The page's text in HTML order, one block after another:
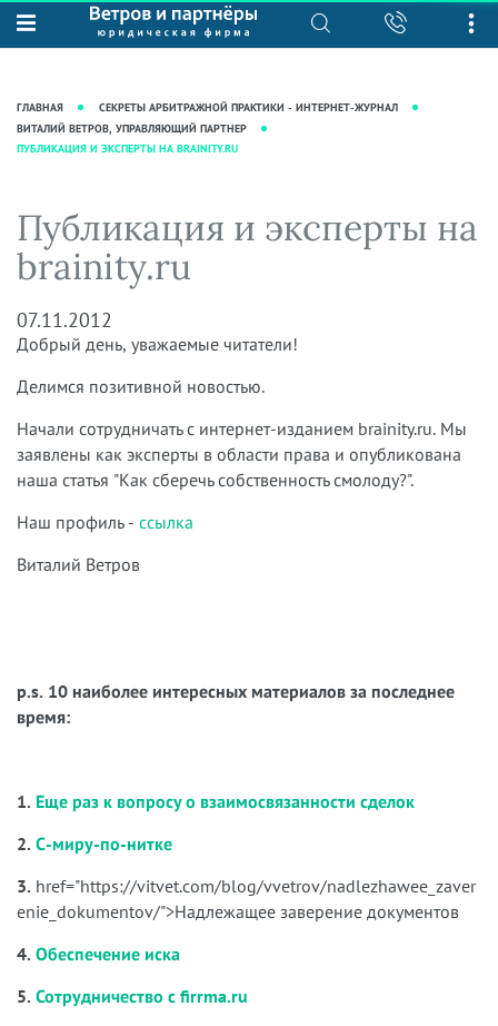
О нас
Рекомендации
фирмы
Кейсы
Юридические услуги
Интеллектуальная собственность
Сопровождение бизнеса
Ведение уголовных дел
Защита активов
Ведение дел о банкротстве
База знаний
Журнал "Секреты арбитражной
практики"
Статьи
Аудиоподкасты
Видеоподкасты
Вопросы-ответы
ГЛАВНАЯ
СЕКРЕТЫ АРБИТРАЖНОЙ ПРАКТИКИ - ИНТЕРНЕТ-ЖУРНАЛ
ВИТАЛИЙ ВЕТРОВ, УПРАВЛЯЮЩИЙ ПАРТНЕР
ПУБЛИКАЦИЯ И ЭКСПЕРТЫ НА BRAINITY.RU
Публикация и эксперты на
brainity.ru
07.11.2012
Добрый день, уважаемые читатели!
Делимся позитивной новостью.
Начали сотрудничать с интернет-изданием brainity.ru. Мы
заявлены как эксперты в области права и опубликована
наша статья "Как сберечь собственность смолоду?".
Наш профиль - ссылка
Виталий Ветров
p.s. 10 наиболее интересных материалов за последнее
время:
1. Еще раз к вопросу о взаимосвязанности сделок
2. С-миру-по-нитке
3. href="https://vitvet.com/blog/vvetrov/nadlezhawee_zaver
enie_dokumentov/">Надлежащее заверение документов
4. Обеспечение иска
5. Сотрудничество с firrma.ru